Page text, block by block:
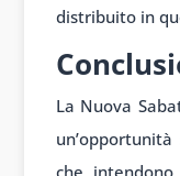
distribuito in
La Nuova